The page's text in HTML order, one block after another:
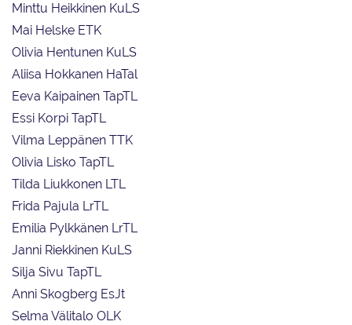
Minttu Heikkinen KuLS
Mai Helske ETK
Olivia Hentunen KuLS
Aliisa Hokkanen HaTal
Eeva Kaipainen TapTL
Essi Korpi TapTL
Vilma Leppänen TTK
Olivia Lisko TapTL
Tilda Liukkonen LTL
Frida Pajula LrTL
Emilia Pylkkänen LrTL
Janni Riekkinen KuLS
Silja Sivu TapTL
Anni Skogberg EsJt
Selma Välitalo OLK